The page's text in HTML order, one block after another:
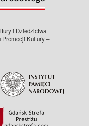
i Dziedzictwa
Promocji Kultury –